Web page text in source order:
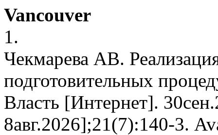
Vancouver
1.
Чекмарева АВ.
подготовительных
Власть [Интернет].
8авг.2026];21(7):140-3.